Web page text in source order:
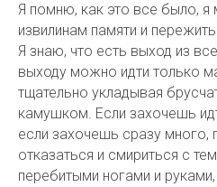
Я помню, как это все было, я
извилинам памяти и
Я знаю, что есть выход из
выходу можно идти только
тщательно укладывая
камушком. Если захочешь
если захочешь сразу много,
отказаться и смириться с
перебитыми ногами и